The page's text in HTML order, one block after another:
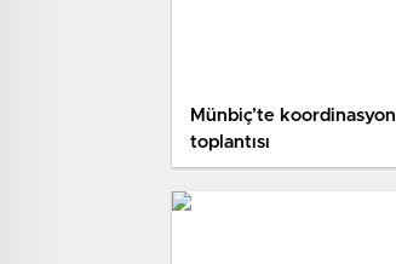
Münbiç’te koordinasyon
toplantısı